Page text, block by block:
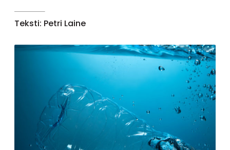
Teksti: Petri Laine